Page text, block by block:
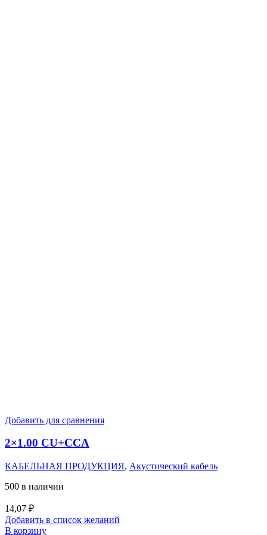
Добавить для сравнения
2×1.00 CU+CCA
КАБЕЛЬНАЯ ПРОДУКЦИЯ, Акустический кабель
500 в наличии
14,07 ₽
Добавить в список желаний
В корзину